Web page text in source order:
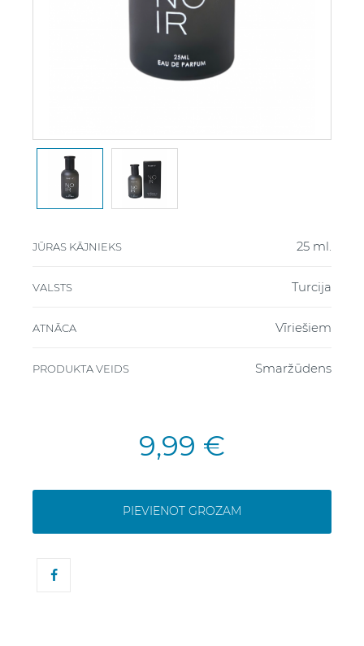
JŪRAS KĀJNIEKS 25 ml.
VALSTS Turcija
ATNĀCA Vīriešiem
PRODUKTA VEIDS Smaržūdens
9,99 €
PIEVIENOT GROZAM